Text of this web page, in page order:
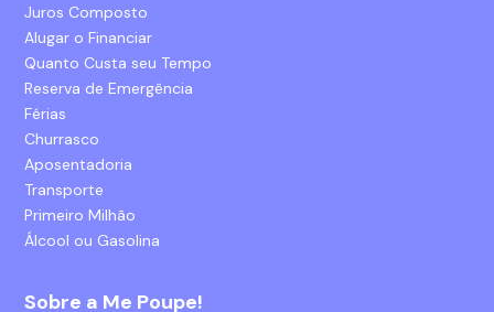
Juros Composto
Alugar o Financiar
Quanto Custa seu Tempo
Reserva de Emergência
Férias
Churrasco
Aposentadoria
Transporte
Primeiro Milhão
Álcool ou Gasolina
Sobre a Me Poupe!